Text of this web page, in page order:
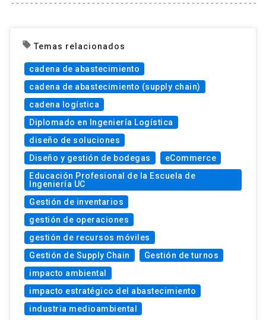
local_offer Temas relacionados
cadena de abastecimiento
cadena de abastecimiento (supply chain)
cadena logística
Diplomado en Ingeniería Logística
diseño de soluciones
Diseño y gestión de bodegas
eCommerce
Educación Profesional de la Escuela de
Ingeniería UC
Gestión de inventarios
gestión de operaciones
gestión de recursos móviles
Gestión de Supply Chain
Gestión de turnos
impacto ambiental
impacto estratégico del abastecimiento
industria medioambiental